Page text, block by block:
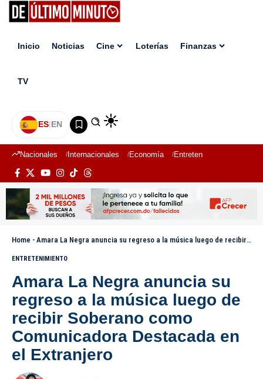
Inicio Noticias Cine Loterías Finanzas
TV
ES|EN
Nacionales Internacionales Economía Entretenimiento
Home - Amara La Negra anuncia su regreso a la música luego de recibir Soberano como Comunicadora Destacada en el Extranjero
ENTRETENIMIENTO
Amara La Negra anuncia su
regreso a la música luego de
recibir Soberano como
Comunicadora Destacada en
el Extranjero